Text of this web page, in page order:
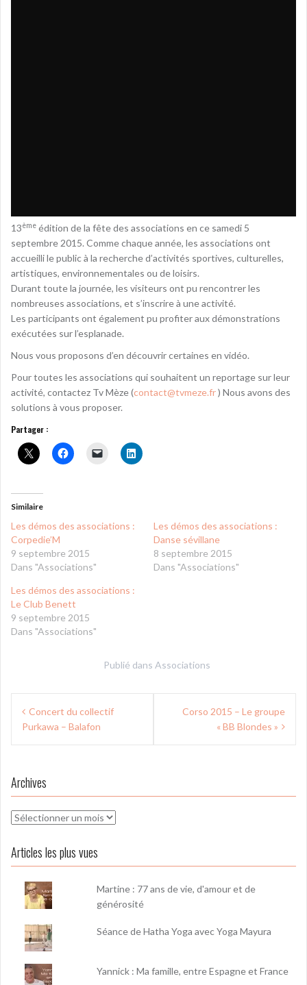
13ème édition de la fête des associations en ce samedi 5
septembre 2015. Comme chaque année, les associations ont
accueilli le public à la recherche d’activités sportives, culturelles,
artistiques, environnementales ou de loisirs.
Durant toute la journée, les visiteurs ont pu rencontrer les
nombreuses associations, et s’inscrire à une activité.
Les participants ont également pu profiter aux démonstrations
exécutées sur l’esplanade.
Nous vous proposons d’en découvrir certaines en vidéo.
Pour toutes les associations qui souhaitent un reportage sur leur
activité, contactez Tv Mèze (contact@tvmeze.fr) Nous avons des
solutions à vous proposer.
Partager :
Similaire
Les démos des associations :
Corpedie’M
9 septembre 2015
Dans "Associations"
Les démos des associations :
Danse sévillane
8 septembre 2015
Dans "Associations"
Les démos des associations :
Le Club Benett
9 septembre 2015
Dans "Associations"
Publié dans Associations
Navigation
deConcert du collectif
Purkawa – Balafon
Corso 2015 – Le groupe
« BB Blondes »
Archives
Archives
Articles les plus vues
Martine : 77 ans de vie, d'amour et de
générosité
Séance de Hatha Yoga avec Yoga Mayura
Yannick : Ma famille, entre Espagne et France